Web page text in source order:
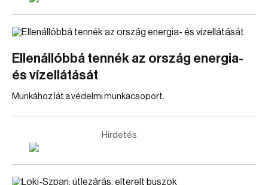
Ellenállóbbá tennék az ország energia-
és vízellátását
Munkához lát a védelmi munkacsoport.
Hirdetés